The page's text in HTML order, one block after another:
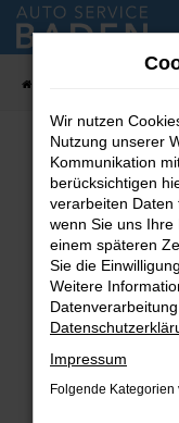
Zum
Hauptinhalt
Fehler:
Beim Laden ist
Hier sind ein
Überprüfe
Laden andere
Suchmaschine?
Prüfe deine
Wir nutzen
Nutzung unserer
Kommunikation
berücksichtigen
verarbeiten Daten
wenn Sie uns Ihre
einem späteren
Sie die
Weitere
Impressum
Folgende